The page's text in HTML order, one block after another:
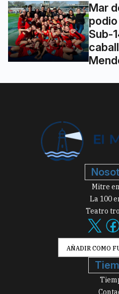
Mar
Sub-
Mitre
La 100
Teatro
AÑADIR COMO